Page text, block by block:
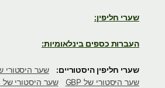
שערי חליפין:
העברות כספים בינלאומיות:
שערי חליפין היסטוריים:
שער היסטורי של AUD
שער היסטורי של GBP
שער היסטורי של MXN